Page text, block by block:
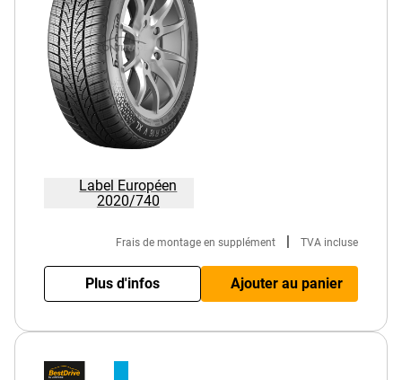
Label Européen
2020/740
Frais de montage en supplément | TVA incluse
Plus d'infos Ajouter au panier